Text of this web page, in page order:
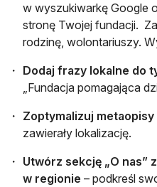
w wyszukiwarkę Google
stronę Twojej fundacji.
rodzinę, wolontariuszy.
Dodaj frazy lokalne do
„Fundacja pomagająca
Zoptymalizuj metaopisy
zawierały lokalizację.
Utwórz sekcję „O nas”
w regionie – podkreśl